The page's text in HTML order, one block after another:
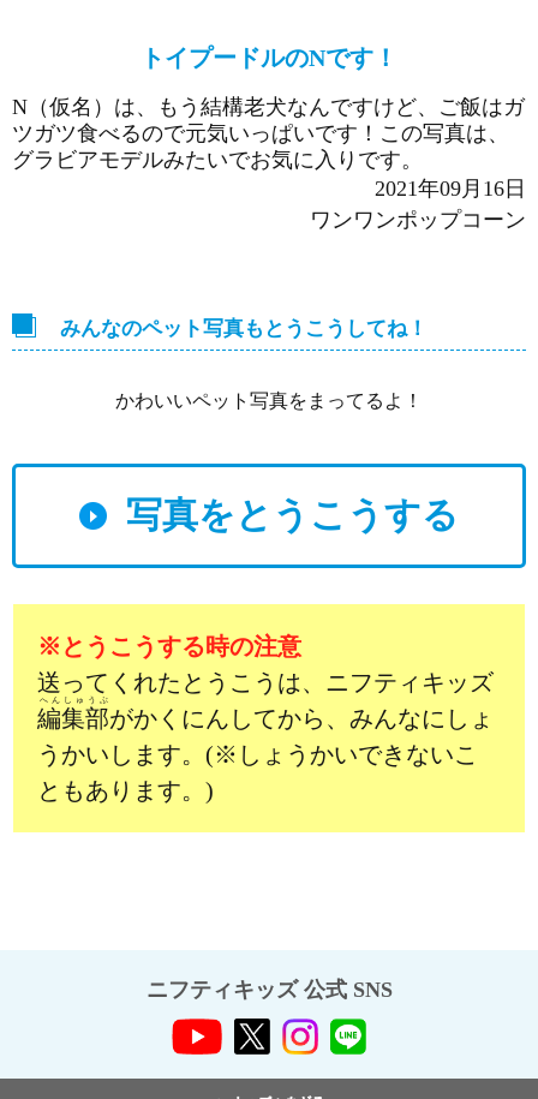
トイプードルのNです！
N（仮名）は、もう結構老犬なんですけど、ご飯はガ
ツガツ食べるので元気いっぱいです！この写真は、
グラビアモデルみたいでお気に入りです。
2021年09月16日
ワンワンポップコーン
みんなのペット写真もとうこうしてね！
かわいいペット写真をまってるよ！
写真をとうこうする
※とうこうする時の注意
送ってくれたとうこうは、ニフティキッズ
編集部
へんしゅうぶ
がかくにんしてから、みんなにしょ
うかいします。(※しょうかいできないこ
ともあります。)
ニフティキッズ 公式 SNS